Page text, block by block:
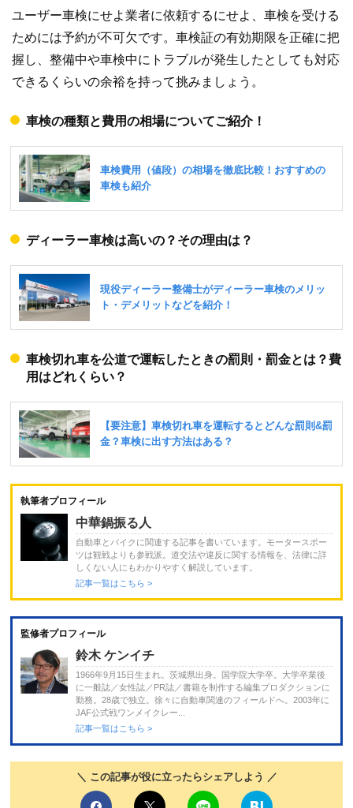
ユーザー車検にせよ業者に依頼するにせよ、車検を受ける
ためには予約が不可欠です。車検証の有効期限を正確に把
握し、整備中や車検中にトラブルが発生したとしても対応
できるくらいの余裕を持って挑みましょう。
車検の種類と費用の相場についてご紹介！
ディーラー車検は高いの？その理由は？
車検切れ車を公道で運転したときの罰則・罰金とは？費
用はどれくらい？
執筆者プロフィール
中華鍋振る人
自動車とバイクに関連する記事を書いています。モータースポー
ツは観戦よりも参戦派。道交法や違反に関する情報を、法律に詳
しくない人にもわかりやすく解説しています。
記事一覧はこちら >
監修者プロフィール
鈴木 ケンイチ
1966年9月15日生まれ。茨城県出身。国学院大学卒。大学卒業後
に一般誌／女性誌／PR誌／書籍を制作する編集プロダクションに
勤務。28歳で独立。徐々に自動車関連のフィールドへ。2003年に
JAF公式戦ワンメイクレー...
記事一覧はこちら >
＼ この記事が役に立ったらシェアしよう ／